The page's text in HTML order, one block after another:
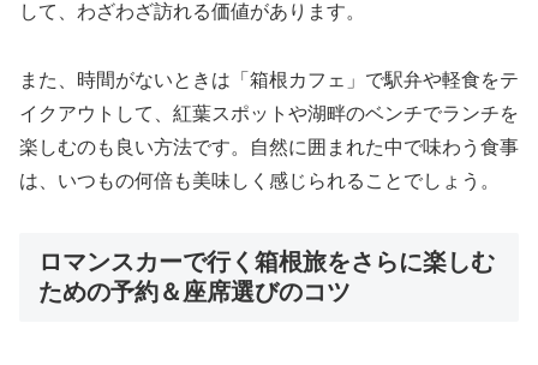
して、わざわざ訪れる価値があります。
また、時間がないときは「箱根カフェ」で駅弁や軽食をテ
イクアウトして、紅葉スポットや湖畔のベンチでランチを
楽しむのも良い方法です。自然に囲まれた中で味わう食事
は、いつもの何倍も美味しく感じられることでしょう。
ロマンスカーで行く箱根旅をさらに楽しむ
ための予約＆座席選びのコツ